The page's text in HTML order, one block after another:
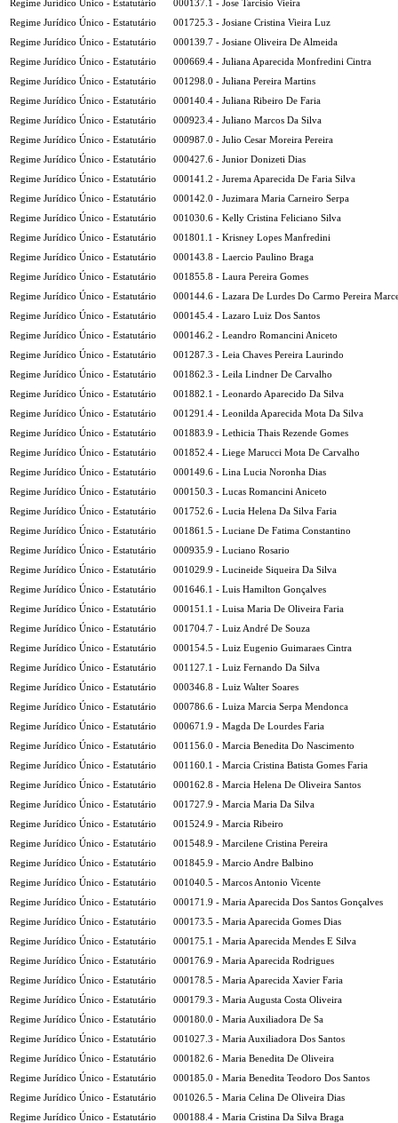
Regime Jurídico Único - Estatutário
000137.1 - Jose Tarcisio Vieira
Regime Jurídico Único - Estatutário
001725.3 - Josiane Cristina Vieira Luz
Regime Jurídico Único - Estatutário
000139.7 - Josiane Oliveira De Almeida
Regime Jurídico Único - Estatutário
000669.4 - Juliana Aparecida Monfredini Cintra
Regime Jurídico Único - Estatutário
001298.0 - Juliana Pereira Martins
Regime Jurídico Único - Estatutário
000140.4 - Juliana Ribeiro De Faria
Regime Jurídico Único - Estatutário
000923.4 - Juliano Marcos Da Silva
Regime Jurídico Único - Estatutário
000987.0 - Julio Cesar Moreira Pereira
Regime Jurídico Único - Estatutário
000427.6 - Junior Donizeti Dias
Regime Jurídico Único - Estatutário
000141.2 - Jurema Aparecida De Faria Silva
Regime Jurídico Único - Estatutário
000142.0 - Juzimara Maria Carneiro Serpa
Regime Jurídico Único - Estatutário
001030.6 - Kelly Cristina Feliciano Silva
Regime Jurídico Único - Estatutário
001801.1 - Krisney Lopes Manfredini
Regime Jurídico Único - Estatutário
000143.8 - Laercio Paulino Braga
Regime Jurídico Único - Estatutário
001855.8 - Laura Pereira Gomes
Regime Jurídico Único - Estatutário
000144.6 - Lazara De Lurdes Do Carmo Pereira
Regime Jurídico Único - Estatutário
000145.4 - Lazaro Luiz Dos Santos
Regime Jurídico Único - Estatutário
000146.2 - Leandro Romancini Aniceto
Regime Jurídico Único - Estatutário
001287.3 - Leia Chaves Pereira Laurindo
Regime Jurídico Único - Estatutário
001862.3 - Leila Lindner De Carvalho
Regime Jurídico Único - Estatutário
001882.1 - Leonardo Aparecido Da Silva
Regime Jurídico Único - Estatutário
001291.4 - Leonilda Aparecida Mota Da Silva
Regime Jurídico Único - Estatutário
001883.9 - Lethicia Thais Rezende Gomes
Regime Jurídico Único - Estatutário
001852.4 - Liege Marucci Mota De Carvalho
Regime Jurídico Único - Estatutário
000149.6 - Lina Lucia Noronha Dias
Regime Jurídico Único - Estatutário
000150.3 - Lucas Romancini Aniceto
Regime Jurídico Único - Estatutário
001752.6 - Lucia Helena Da Silva Faria
Regime Jurídico Único - Estatutário
001861.5 - Luciane De Fatima Constantino
Regime Jurídico Único - Estatutário
000935.9 - Luciano Rosario
Regime Jurídico Único - Estatutário
001029.9 - Lucineide Siqueira Da Silva
Regime Jurídico Único - Estatutário
001646.1 - Luis Hamilton Gonçalves
Regime Jurídico Único - Estatutário
000151.1 - Luisa Maria De Oliveira Faria
Regime Jurídico Único - Estatutário
001704.7 - Luiz André De Souza
Regime Jurídico Único - Estatutário
000154.5 - Luiz Eugenio Guimaraes Cintra
Regime Jurídico Único - Estatutário
001127.1 - Luiz Fernando Da Silva
Regime Jurídico Único - Estatutário
000346.8 - Luiz Walter Soares
Regime Jurídico Único - Estatutário
000786.6 - Luiza Marcia Serpa Mendonca
Regime Jurídico Único - Estatutário
000671.9 - Magda De Lourdes Faria
Regime Jurídico Único - Estatutário
001156.0 - Marcia Benedita Do Nascimento
Regime Jurídico Único - Estatutário
001160.1 - Marcia Cristina Batista Gomes Faria
Regime Jurídico Único - Estatutário
000162.8 - Marcia Helena De Oliveira Santos
Regime Jurídico Único - Estatutário
001727.9 - Marcia Maria Da Silva
Regime Jurídico Único - Estatutário
001524.9 - Marcia Ribeiro
Regime Jurídico Único - Estatutário
001548.9 - Marcilene Cristina Pereira
Regime Jurídico Único - Estatutário
001845.9 - Marcio Andre Balbino
Regime Jurídico Único - Estatutário
001040.5 - Marcos Antonio Vicente
Regime Jurídico Único - Estatutário
000171.9 - Maria Aparecida Dos Santos Gonçalves
Regime Jurídico Único - Estatutário
000173.5 - Maria Aparecida Gomes Dias
Regime Jurídico Único - Estatutário
000175.1 - Maria Aparecida Mendes E Silva
Regime Jurídico Único - Estatutário
000176.9 - Maria Aparecida Rodrigues
Regime Jurídico Único - Estatutário
000178.5 - Maria Aparecida Xavier Faria
Regime Jurídico Único - Estatutário
000179.3 - Maria Augusta Costa Oliveira
Regime Jurídico Único - Estatutário
000180.0 - Maria Auxiliadora De Sa
Regime Jurídico Único - Estatutário
001027.3 - Maria Auxiliadora Dos Santos
Regime Jurídico Único - Estatutário
000182.6 - Maria Benedita De Oliveira
Regime Jurídico Único - Estatutário
000185.0 - Maria Benedita Teodoro Dos Santos
Regime Jurídico Único - Estatutário
001026.5 - Maria Celina De Oliveira Dias
Regime Jurídico Único - Estatutário
000188.4 - Maria Cristina Da Silva Braga